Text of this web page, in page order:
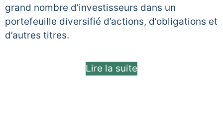
grand nombre d’investisseurs dans un
portefeuille diversifié d’actions, d’obligations et
d’autres titres.
Lire la suite